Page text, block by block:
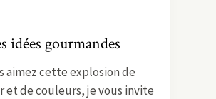
idées gourmandes
aimez cette explosion de
et de couleurs, je vous invite